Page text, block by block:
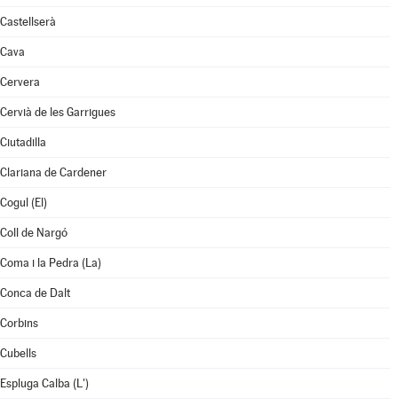
Castellserà
Cava
Cervera
Cervià de les Garrigues
Ciutadilla
Clariana de Cardener
Cogul (El)
Coll de Nargó
Coma i la Pedra (La)
Conca de Dalt
Corbins
Cubells
Espluga Calba (L')